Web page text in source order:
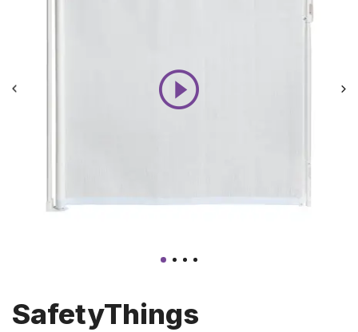
SafetyThings